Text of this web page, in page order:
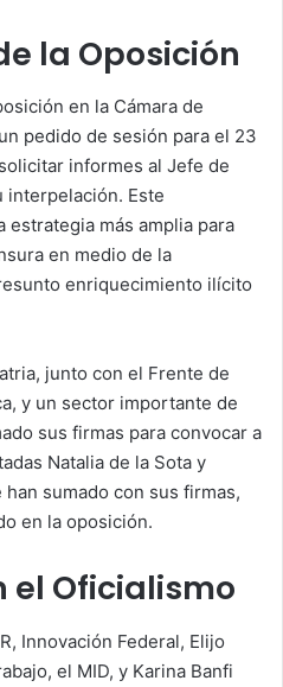
la Oposición
en la Cámara de
pedido de sesión para el 23
informes al Jefe de
interpelación. Este
más amplia para
en medio de la
enriquecimiento ilícito
junto con el Frente de
y un sector importante de
sus firmas para convocar a
Natalia de la Sota y
sumado con sus firmas,
en la oposición.
el Oficialismo
Innovación Federal, Elijo
el MID, y Karina Banfi